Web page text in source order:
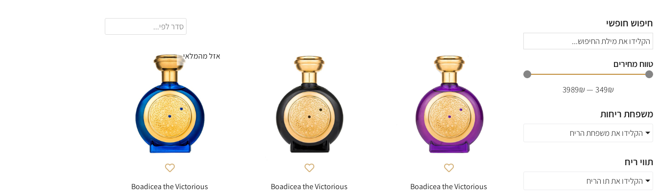
חיפוש חופשי
טווח מחירים
349₪
—
3989₪
משפחת ריחות
הקלידו את משפחת הריח
תווי ריח
הקלידו את תו הריח
Boadicea the Victorious
Boadicea the Victorious
אזל מהמלאי
Boadicea the Victorious